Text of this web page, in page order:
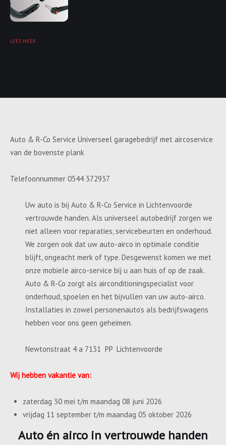
LEES MEER
Auto & R-Co Service Universeel garagebedrijf met aircoservice
van de bovenste plank
Telefoonnummer 0544 372937
Uw auto is bij Auto & R-Co Service in Lichtenvoorde
vertrouwde handen. Als universeel autobedrijf zorgen we
niet alleen voor reparaties, servicebeurten en onderhoud.
We zorgen ook dat uw auto-airco in optimale conditie
blijft, ongeacht merk of type. Desgewenst komen we met
onze mobiele airco-service bij u aan huis of op de zaak.
Auto & R-Co zorgt als airconditioningspecialist voor
onderhoud, spoelen en het bijvullen van uw auto-airco.
Installaties in zowel personenauto’s als bedrijfswagens
hebben voor ons geen geheimen.
Newtonstraat 4 a 7131 PP Lichtenvoorde
Wij hebben vakantie van:
zaterdag 30 mei t/m maandag 08 juni 2026
vrijdag 11 september t/m maandag 05 oktober 2026
Auto én airco in vertrouwde handen